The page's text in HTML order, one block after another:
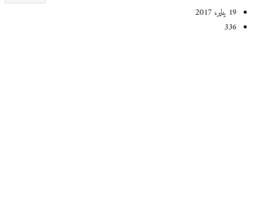
19 يناير، 2017
336